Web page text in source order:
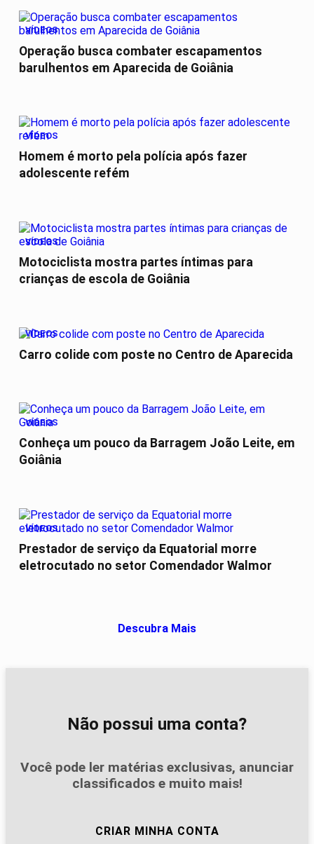
VÍDEOS
Operação busca combater escapamentos
barulhentos em Aparecida de Goiânia
VÍDEOS
Homem é morto pela polícia após fazer
adolescente refém
VÍDEOS
Motociclista mostra partes íntimas para
crianças de escola de Goiânia
VÍDEOS
Carro colide com poste no Centro de Aparecida
VÍDEOS
Conheça um pouco da Barragem João Leite, em
Goiânia
VÍDEOS
Prestador de serviço da Equatorial morre
eletrocutado no setor Comendador Walmor
Descubra Mais
Não possui uma conta?
Você pode ler matérias exclusivas, anunciar
classificados e muito mais!
CRIAR MINHA CONTA